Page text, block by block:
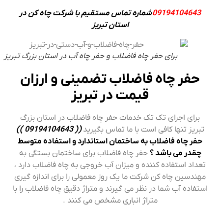
09194104643
شماره تماس مستقیم با شرکت چاه کن در
استان تبریز
برای حفر چاه فاضلاب و حفر چاه آب در استان بزرگ تبریز
حفر چاه فاضلاب تضمینی و ارزان
قیمت در تبریز
برای اجرای تک تک خدمات حفر چاه فاضلاب در استان بزرگ
تبریز تنها کافی است با ما تماس بگیرید (( 09194104643 ))
حفر چاه فاضلاب به ساختمان استاندارد و استفاده متوسط
چقدر می باشد ؟حفر چاه فاضلاب برای ساختمان بستگی به
تعداد استفاده کننده و میزان آب خروجی به چاه فاضلاب دارد ،
مهندسین چاه کن شرکت ما یک روز معمولی را برای اندازه گیری
استفاده آب شما در نظر می گیرند و متراژ دقیق چاه فاضلاب را با
متراژ انباری مشخص می کنند .